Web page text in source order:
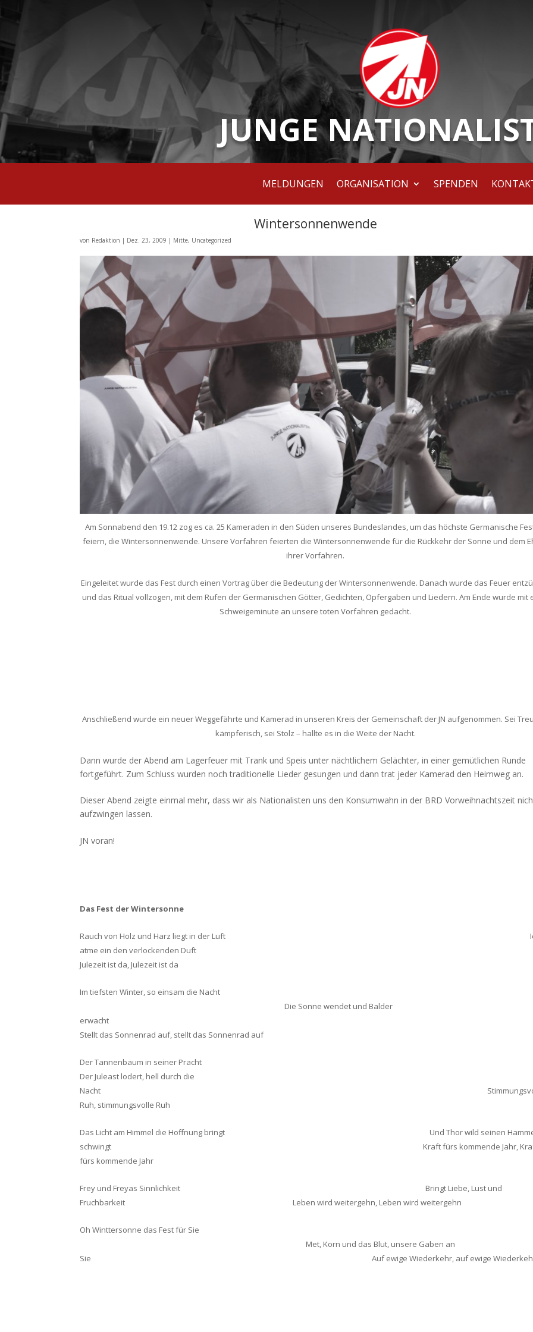
JUNGE
MELDUNGEN ORGANISATION SPENDEN
Wintersonnenwende
von Redaktion | Dez. 23, 2009 | Mitte, Uncategorized
Am Sonnabend den 19.12 zog es ca. 25 Kameraden in den Süden unseres Bundeslandes, um das höchste Germanische
feiern, die Wintersonnenwende. Unsere Vorfahren feierten die Wintersonnenwende für die Rückkehr der Sonne und dem
ihrer Vorfahren.
Eingeleitet wurde das Fest durch einen Vortrag über die Bedeutung der Wintersonnenwende. Danach wurde das Feuer
und das Ritual vollzogen, mit dem Rufen der Germanischen Götter, Gedichten, Opfergaben und Liedern. Am Ende wurde mit
Schweigeminute an unsere toten Vorfahren gedacht.
Anschließend wurde ein neuer Weggefährte und Kamerad in unseren Kreis der Gemeinschaft der JN aufgenommen. Sei
kämpferisch, sei Stolz – hallte es in die Weite der Nacht.
Dann wurde der Abend am Lagerfeuer mit Trank und Speis unter nächtlichem Gelächter, in einer gemütlichen Runde
fortgeführt. Zum Schluss wurden noch traditionelle Lieder gesungen und dann trat jeder Kamerad den Heimweg an.
Dieser Abend zeigte einmal mehr, dass wir als Nationalisten uns den Konsumwahn in der BRD Vorweihnachtszeit
aufzwingen lassen.
JN voran!
Das Fest der Wintersonne
Rauch von Holz und Harz liegt in der Luft
atme ein den verlockenden Duft
Julezeit ist da, Julezeit ist da
Im tiefsten Winter, so einsam die Nacht
Die Sonne wendet und Balder
erwacht
Stellt das Sonnenrad auf, stellt das Sonnenrad auf
Der Tannenbaum in seiner Pracht
Der Juleast lodert, hell durch die
Nacht
Ruh, stimmungsvolle Ruh
Das Licht am Himmel die Hoffnung bringt
Und Thor wild seinen
schwingt
Kraft fürs kommende Jahr,
fürs kommende Jahr
Frey und Freyas Sinnlichkeit
Bringt Liebe, Lust und
Fruchbarkeit Leben wird weitergehn, Leben wird weitergehn
Oh Winttersonne das Fest für Sie
Met, Korn und das Blut, unsere Gaben an
Sie
Auf ewige Wiederkehr, auf ewige